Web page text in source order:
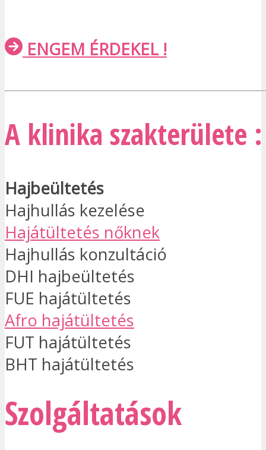
ENGEM ÉRDEKEL !
A klinika szakterülete :
Hajbeültetés
Hajhullás kezelése
Hajátültetés nőknek
Hajhullás konzultáció
DHI hajbeültetés
FUE hajátültetés
Afro hajátültetés
FUT hajátültetés
BHT hajátültetés
Szolgáltatások